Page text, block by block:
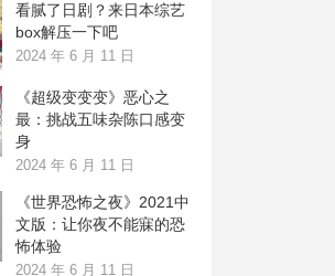
看腻了日剧？来日本综艺
box解压一下吧
2024 年 6 月 11 日
《超级变变变》恶心之
最：挑战五味杂陈口感变
身
2024 年 6 月 11 日
《世界恐怖之夜》2021中
文版：让你夜不能寐的恐
怖体验
2024 年 6 月 11 日